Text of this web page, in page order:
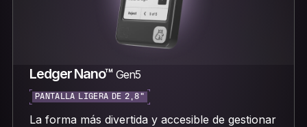
Ledger Nano™ Gen5
PANTALLA LIGERA DE 2,8"
La forma más divertida y accesible de gestionar